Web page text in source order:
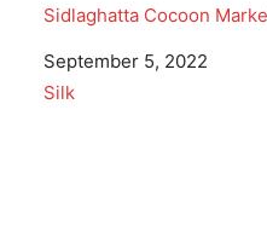
Sidlaghatta Cocoon
Date
September 5, 2022
In relation to
Silk